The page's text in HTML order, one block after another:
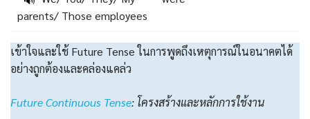
parents/ Those employees
เข้าใจและใช้ Future Tense ในการพูดถึงเหตุการณ์ในอนาคตได้
อย่างถูกต้องและคล่องแคล่ว
Future Continuous Tense: โครงสร้างและหลักการใช้งาน